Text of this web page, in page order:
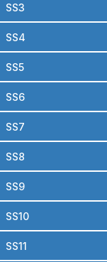
SS3
SS4
SS5
SS6
SS7
SS8
SS9
SS10
SS11